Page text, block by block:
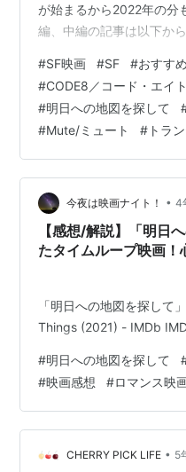
が始まるから2022年の分
編、中編の記事は以下
ー作品を含むおすすめ）
イナー作品を含むおすす
途半端な数に絞ったのも
#SF映画 #SF #おすす
#CODE8／コード・エイト
#明日への地図を探して
#Mute/ミュート # トラ
今夜は映画ナイト！ • 4
【感想/解説】「明日
たタイムループ映画！
「明日への地図を探し
Things (2021) - IMDb
#明日への地図を探して
#映画感想 #ロマンス映
CHERRY PICK LIFE • 5